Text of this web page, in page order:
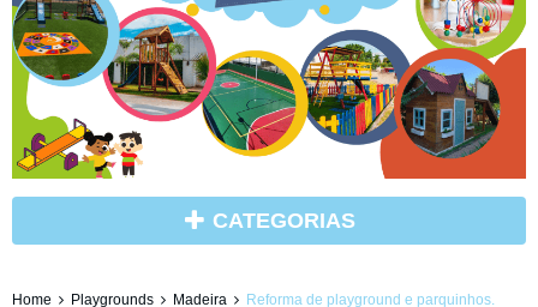
CATEGORIAS
Home Playgrounds Madeira Reforma de playground e parquinhos.